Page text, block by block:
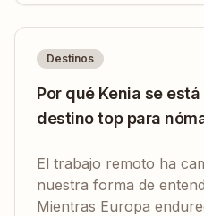
Destinos
Por qué Kenia se
destino top para
El trabajo remoto ha
nuestra forma de
Mientras Europa